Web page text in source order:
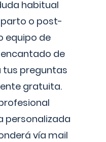
habitual
o post-
equipo de
de
tus preguntas
gratuita.
personalizada
vía mail